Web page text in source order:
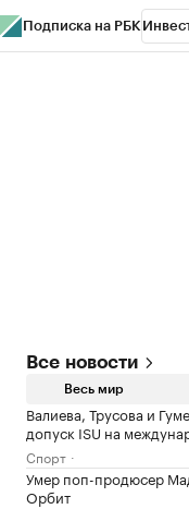
Подписка на РБК
Все новости
Весь мир
Валиева, Трусова и
допуск ISU на
Спорт
Умер поп-продюсер
Орбит